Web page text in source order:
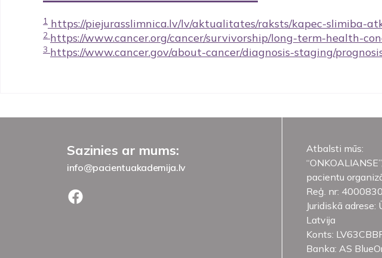
1 https://piejurasslimnica.lv/lv/aktualitates/raksts/kapec-slimiba-
2 https://www.cancer.org/cancer/survivorship/long-term-health-
3 https://www.cancer.gov/about-cancer/diagnosis-staging/
Sazinies ar mums:
info@pacientuakademija.lv
Atbalsti mūs:
pacientu
Reģ. nr:
Juridiskā adrese:
Latvija
Konts:
Banka: AS